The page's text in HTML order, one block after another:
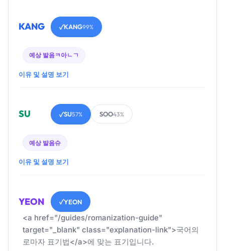
KANG ✓KANG99%
예상 발음ㅋ아ㄴㄱ
이유 및 설명 보기
SU ✓SU57% SOO43%
예상 발음슈
이유 및 설명 보기
YEON ✓YEON
<a href="/guides/romanization-guide"
target="_blank" class="explanation-link">국어의
로마자 표기법</a>에 맞는 표기입니다.